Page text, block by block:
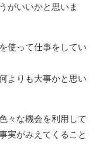
がいいかと思いま
使って仕事をしてい
よりも大事かと思い
々な機会を利用して
実がみえてくること